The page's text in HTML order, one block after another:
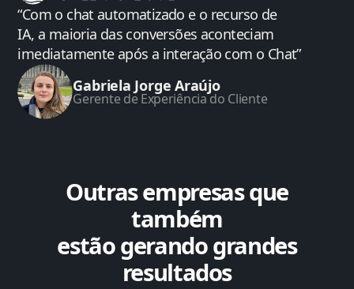
“Com o chat automatizado e o recurso de
IA, a maioria das conversões aconteciam
imediatamente após a interação com o Chat”
Gabriela Jorge Araújo
Gerente de Experiência do Cliente
Outras empresas que
também
estão gerando grandes
resultados